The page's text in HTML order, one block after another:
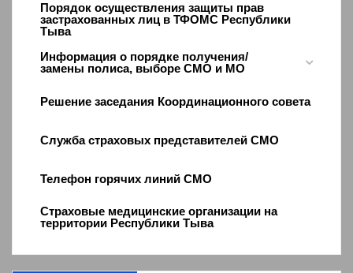
Порядок осуществления защиты прав
застрахованных лиц в ТФОМС Республики
Тыва
Информация о порядке получения/
замены полиса, выборе СМО и МО
Решение заседания Координационного совета
Служба страховых представителей СМО
Телефон горячих линий СМО
Страховые медицинские организации на
территории Республики Тыва